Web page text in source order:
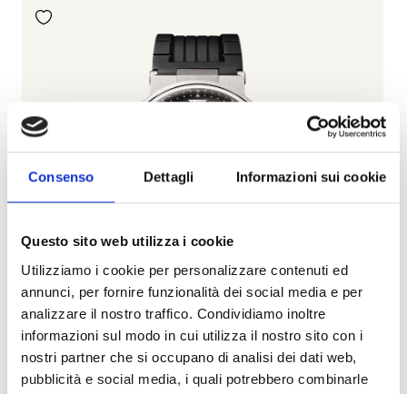
Consenso Dettagli Informazioni sui cookie
Questo sito web utilizza i cookie
Utilizziamo i cookie per personalizzare contenuti ed
annunci, per fornire funzionalità dei social media e per
analizzare il nostro traffico. Condividiamo inoltre
informazioni sul modo in cui utilizza il nostro sito con i
nostri partner che si occupano di analisi dei dati web,
pubblicità e social media, i quali potrebbero combinarle